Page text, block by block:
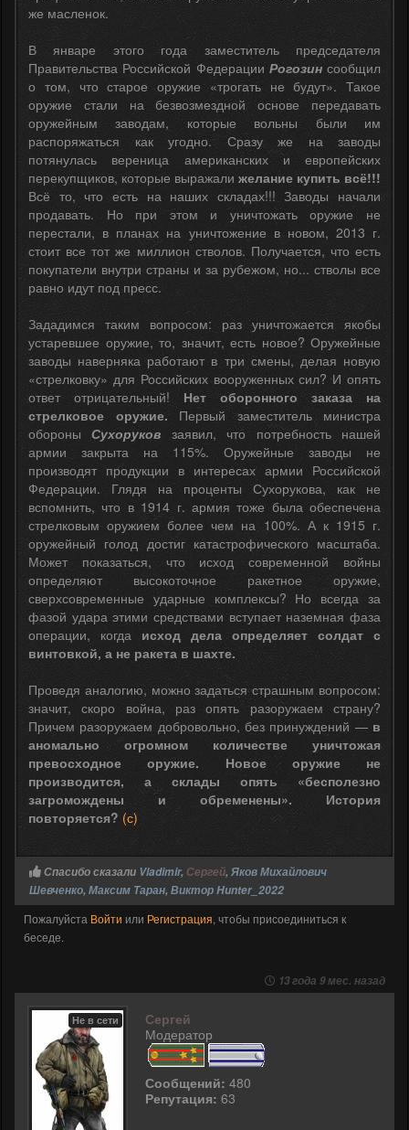
же масленок.
В январе этого года заместитель председателя
Правительства Российской Федерации Рогозин сообщил
о том, что старое оружие «трогать не будут». Такое
оружие стали на безвозмездной основе передавать
оружейным заводам, которые вольны были им
распоряжаться как угодно. Сразу же на заводы
потянулась вереница американских и европейских
перекупщиков, которые выражали желание купить всё!!!
Всё то, что есть на наших складах!!! Заводы начали
продавать. Но при этом и уничтожать оружие не
перестали, в планах на уничтожение в новом, 2013 г.
стоит все тот же миллион стволов. Получается, что есть
покупатели внутри страны и за рубежом, но... стволы все
равно идут под пресс.
Зададимся таким вопросом: раз уничтожается якобы
устаревшее оружие, то, значит, есть новое? Оружейные
заводы наверняка работают в три смены, делая новую
«стрелковку» для Российских вооруженных сил? И опять
ответ отрицательный! Нет оборонного заказа на
стрелковое оружие. Первый заместитель министра
обороныСухоруков заявил, что потребность нашей
армии закрыта на 115%. Оружейные заводы не
производят продукции в интересах армии Российской
Федерации. Глядя на проценты Сухорукова, как не
вспомнить, что в 1914 г. армия тоже была обеспечена
стрелковым оружием более чем на 100%. А к 1915 г.
оружейный голод достиг катастрофического масштаба.
Может показаться, что исход современной войны
определяют высокоточное ракетное оружие,
сверхсовременные ударные комплексы? Но всегда за
фазой удара этими средствами вступает наземная фаза
операции, когда исход дела определяет солдат с
винтовкой, а не ракета в шахте.
Проведя аналогию, можно задаться страшным вопросом:
значит, скоро война, раз опять разоружаем страну?
Причем разоружаем добровольно, без принуждений — в
аномально огромном количестве уничтожая
превосходное оружие. Новое оружие не
производится, а склады опять «бесполезно
загромождены и обременены». История
повторяется? (с)
Спасибо сказали Vladimir, Сергей, Яков Михайлович
Шевченко, Максим Таран, Виктор Hunter_2022
Пожалуйста Войти или Регистрация, чтобы присоединиться к
беседе.
13 года 9 мес. назад
Не в сети
Сергей
Модератор
Сообщений: 480
Репутация: 63